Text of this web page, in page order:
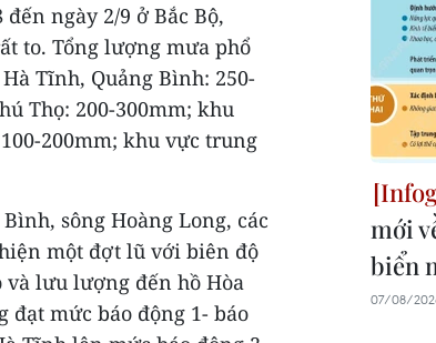
ngày 2/9 ở Bắc Bộ,
to. Tổng lượng mưa phổ
Tĩnh, Quảng Bình: 250-
Thọ: 200-300mm; khu
200mm; khu vực trung
sông Hoàng Long, các
một đợt lũ với biên độ
lưu lượng đến hồ Hòa
đạt mức báo động 1- báo
mới
biển
07/08/